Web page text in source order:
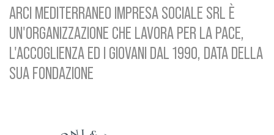
ARCI MEDITERRANEO IMPRESA SOCIALE SRL È
UN'ORGANIZZAZIONE CHE LAVORA PER LA PACE,
L'ACCOGLIENZA ED I GIOVANI DAL 1990, DATA DELLA
SUA FONDAZIONE